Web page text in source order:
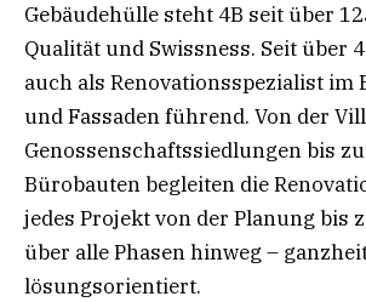
Gebäudehülle steht 4B seit über
Qualität und Swissness. Seit über
auch als Renovationsspezialist im
und Fassaden führend. Von der
Genossenschaftssiedlungen bis
Bürobauten begleiten die
jedes Projekt von der Planung bis
über alle Phasen hinweg –
lösungsorientiert.